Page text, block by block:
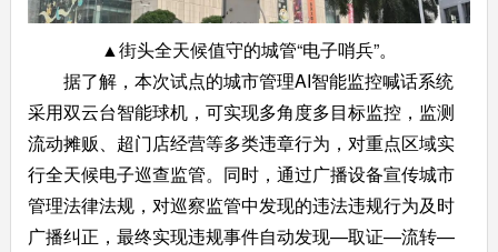
▲街头全天候值守的城管“电子哨兵”。
据了解，本次试点的城市管理AI智能监控喊话系统
采用双云台智能球机，可实现多角度多目标监控，监测
流动摊贩、超门店经营等多类违章行为，对重点区域实
行全天候电子巡查监管。同时，通过广播设备宣传城市
管理法律法规，对巡察监管中发现的违法违规行为及时
广播纠正，最终实现违规事件自动发现—取证—流转—